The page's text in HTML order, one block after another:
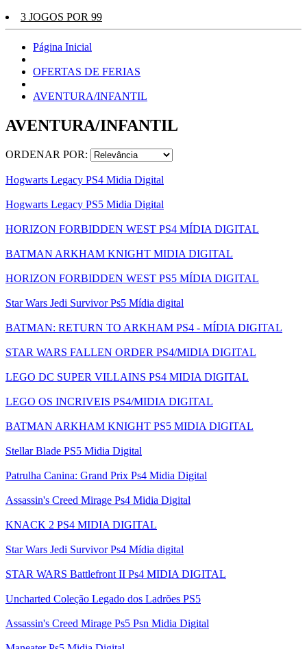
3 JOGOS POR 99
Página Inicial
OFERTAS DE FERIAS
AVENTURA/INFANTIL
AVENTURA/INFANTIL
ORDENAR POR:
Hogwarts Legacy PS4 Midia Digital
Hogwarts Legacy PS5 Midia Digital
HORIZON FORBIDDEN WEST PS4 MÍDIA DIGITAL
BATMAN ARKHAM KNIGHT MIDIA DIGITAL
HORIZON FORBIDDEN WEST PS5 MÍDIA DIGITAL
Star Wars Jedi Survivor Ps5 Mídia digital
BATMAN: RETURN TO ARKHAM PS4 - MÍDIA DIGITAL
STAR WARS FALLEN ORDER PS4/MIDIA DIGITAL
LEGO DC SUPER VILLAINS PS4 MIDIA DIGITAL
LEGO OS INCRIVEIS PS4/MIDIA DIGITAL
BATMAN ARKHAM KNIGHT PS5 MIDIA DIGITAL
Stellar Blade PS5 Midia Digital
Patrulha Canina: Grand Prix Ps4 Midia Digital
Assassin's Creed Mirage Ps4 Midia Digital
KNACK 2 PS4 MIDIA DIGITAL
Star Wars Jedi Survivor Ps4 Mídia digital
STAR WARS Battlefront II Ps4 MIDIA DIGITAL
Uncharted Coleção Legado dos Ladrões PS5
Assassin's Creed Mirage Ps5 Psn Midia Digital